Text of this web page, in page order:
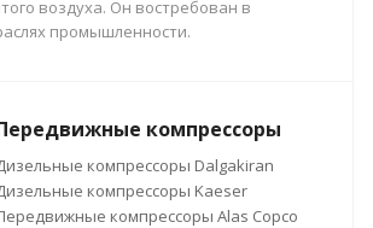
воздуха. Он востребован в
промышленности.
компрессоры
компрессоры Dalgakiran
компрессоры Kaeser
компрессоры Alas Copco